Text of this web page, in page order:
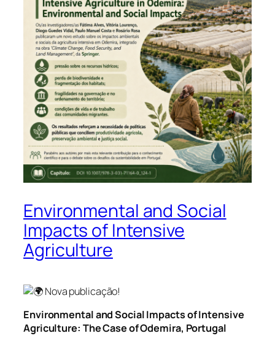
Environmental and Social
Impacts of Intensive
Agriculture
Nova publicação!
Environmental and Social Impacts of Intensive
Agriculture: The Case of Odemira, Portugal